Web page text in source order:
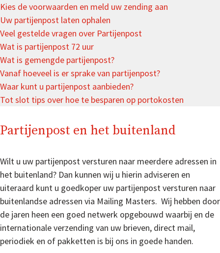
Kies de voorwaarden en meld uw zending aan
Uw partijenpost laten ophalen
Veel gestelde vragen over Partijenpost
Wat is partijenpost 72 uur
Wat is gemengde partijenpost?
Vanaf hoeveel is er sprake van partijenpost?
Waar kunt u partijenpost aanbieden?
Tot slot tips over hoe te besparen op portokosten
Partijenpost en het buitenland
Wilt u uw partijenpost versturen naar meerdere adressen in
het buitenland? Dan kunnen wij u hierin adviseren en
uiteraard kunt u goedkoper uw partijenpost versturen naar
buitenlandse adressen via Mailing Masters. Wij hebben door
de jaren heen een goed netwerk opgebouwd waarbij en de
internationale verzending van uw brieven, direct mail,
periodiek en of pakketten is bij ons in goede handen.